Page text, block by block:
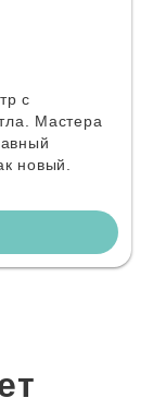
с
Мастера
новый.